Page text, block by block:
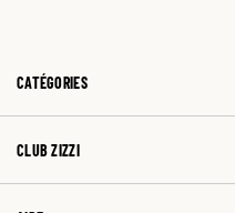
CATÉGORIES
CLUB ZIZZI